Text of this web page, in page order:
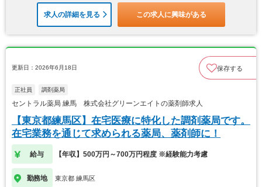
求人の詳細を見る この求人に興味がある
更新日：2026年6月18日 保存する
正社員 調剤薬局
セントラル薬局 練馬 株式会社グリーンエイトの薬剤師求人
【東京都練馬区】在宅医療に特化した調剤薬局です。
在宅業務を通じて求められる薬局、薬剤師に！
給与 【年収】500万円～700万円程度 ※経験能力考慮
勤務地 東京都 練馬区